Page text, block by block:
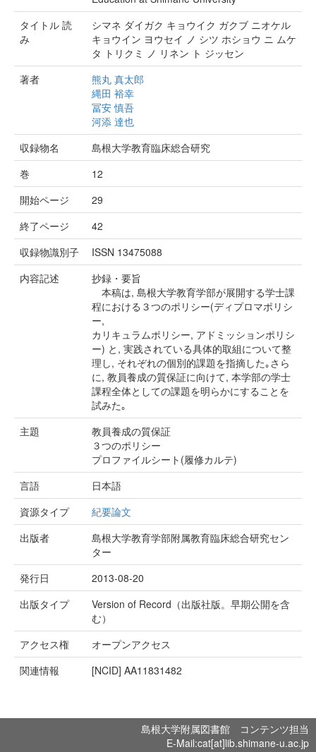
タイトル 読
み
シマネ ダイガク キョウイク ガクブ ニオケル
キョウイン ヨウセイ ノ シツ ホショウ ニ ムケ
タ トリクミ ノ リネン ト ジッセン
著者
熊丸 真太郎
縄田 裕幸
冨安 慎吾
河添 達也
収録物名
島根大学教育臨床総合研究
巻
12
開始ページ
29
終了ページ
42
収録物識別子
ISSN 13475088
内容記述
抄録・要旨
本稿は, 島根大学教育学部が展開する学士課
程における３つのポリシー(ディプロマポリシ
ー,
カリキュラムポリシー, アドミッションポリシ
ー) と, 実践されている具体的取組について整
理し, それぞれの個別的課題を指摘した｡さら
に, 教員養成の質保証に向けて, 本学部の学士
課程全体としての課題を明らかにすることを
試みた｡
主題
教員養成の質保証
３つのポリシー
プロファイルシート(履修カルテ)
言語
日本語
資源タイプ
紀要論文
出版者
島根大学教育学部附属教育臨床総合研究セン
ター
発行日
2013-08-20
出版タイプ
Version of Record（出版社版。早期公開を含
む）
アクセス権
オープンアクセス
関連情報
[NCID] AA11831482
島根大学附属図書館 コンテンツ担当
E-Mail:cat[at]lib.shimane-u.ac.jp